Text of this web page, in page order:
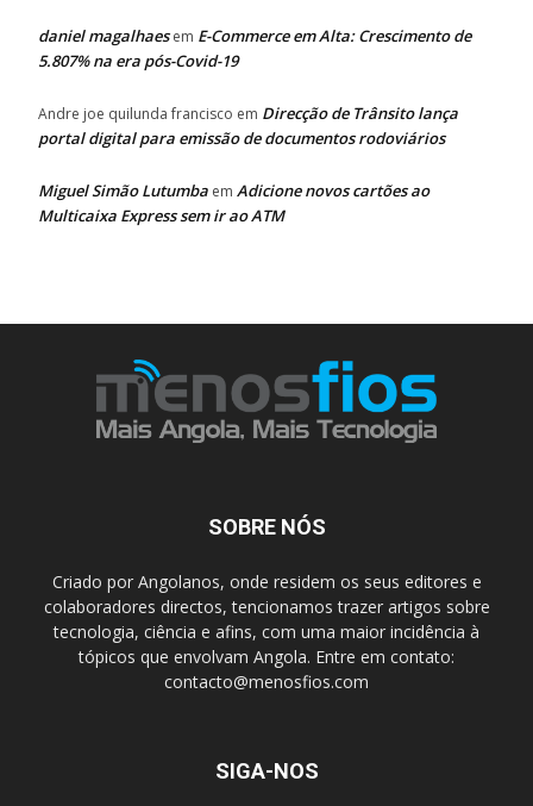
daniel magalhaesem E-Commerce em Alta: Crescimento de
5.807% na era pós-Covid-19
Andre joe quilunda francisco em Direcção de Trânsito lança
portal digital para emissão de documentos rodoviários
Miguel Simão Lutumba em Adicione novos cartões ao
Multicaixa Express sem ir ao ATM
SOBRE NÓS
Criado por Angolanos, onde residem os seus editores e
colaboradores directos, tencionamos trazer artigos sobre
tecnologia, ciência e afins, com uma maior incidência à
tópicos que envolvam Angola. Entre em contato:
contacto@menosfios.com
SIGA-NOS